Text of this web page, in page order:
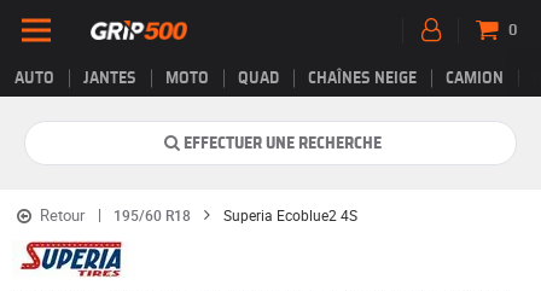
AUTO JANTES MOTO QUAD CHAÎNES NEIGE CAMION
0
EFFECTUER UNE RECHERCHE
Retour 195/60 R18 Superia Ecoblue2 4S